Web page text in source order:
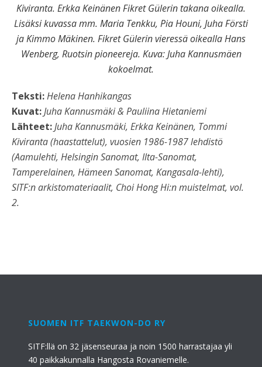
Kiviranta. Erkka Keinänen Fikret Gülerin takana oikealla.
Lisäksi kuvassa mm. Maria Tenkku, Pia Houni, Juha Försti
ja Kimmo Mäkinen. Fikret Gülerin vieressä oikealla Hans
Wenberg, Ruotsin pioneereja. Kuva: Juha Kannusmäen
kokoelmat.
Teksti:Helena Hanhikangas
Kuvat:Juha Kannusmäki & Pauliina Hietaniemi
Lähteet:Juha Kannusmäki, Erkka Keinänen, Tommi
Kiviranta (haastattelut), vuosien 1986-1987 lehdistö
(Aamulehti, Helsingin Sanomat, Ilta-Sanomat,
Tamperelainen, Hämeen Sanomat, Kangasala-lehti),
SITF:n arkistomateriaalit, Choi Hong Hi:n muistelmat, vol.
2.
SUOMEN ITF TAEKWON-DO RY
SITF:llä on 32 jäsenseuraa ja noin 1500 harrastajaa yli
40 paikkakunnalla Hangosta Rovaniemelle.